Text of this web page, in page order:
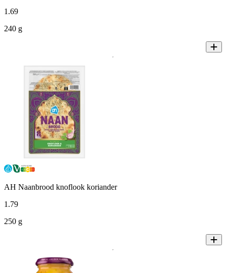
1 .69
240 g
AH Naanbrood knoflook koriander
1 .79
250 g